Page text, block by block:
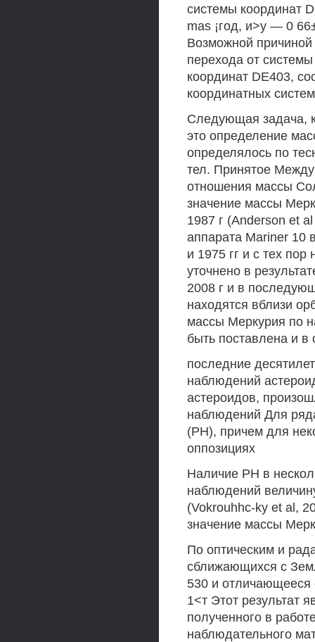
системы координат
mas ¡год, и>у — 0
Возможной
перехода от
координат DE403,
координатных
Следующая задача,
это определение
определялось по
тел. Принятое
отношения массы
значение массы
1987 г (Anderson et
аппарата Mariner 10
и 1975 гг и с тех пор
уточнено в
2008 г и в
находятся вблизи
массы Меркурия по
быть поставлена и в
последние
наблюдений
астероидов,
наблюдений Для
(РН), причем для
оппозициях
Наличие РН в
наблюдений
(Vokrouhhc-ky et al,
значение массы
По оптическим и
сближающихся с
530 и отличающееся
1<т Этот результат
полученного в
наблюдательного